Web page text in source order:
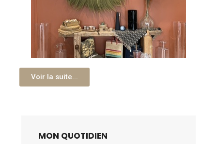
Voir la suite...
MON QUOTIDIEN